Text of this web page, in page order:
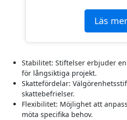
Läs mer
Stabilitet: Stiftelser erbjuder
för långsiktiga projekt.
Skattefördelar:
skattebefrielser.
Flexibilitet: Möjlighet att
möta specifika behov.